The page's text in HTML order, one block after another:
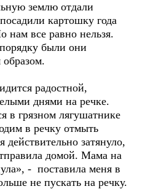
землю отдали
картошку года
нам все равно нельзя.
были они
радостной,
днями на речке.
в грязном лягушатнике
в речку отмыть
затянуло,
домой. Мама на
- поставила меня в
не пускать на речку.